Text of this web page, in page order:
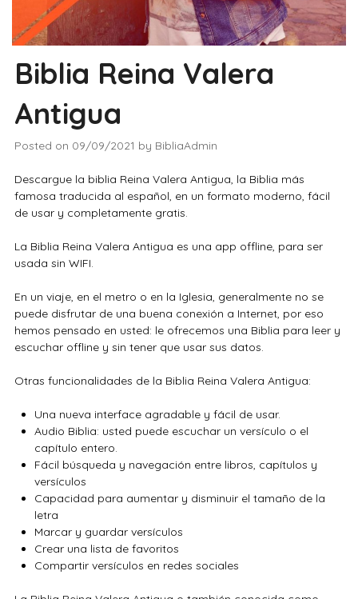
Biblia Reina Valera
Antigua
Posted on 09/09/2021 by BibliaAdmin
Descargue la biblia Reina Valera Antigua, la Biblia más
famosa traducida al español, en un formato moderno, fácil
de usar y completamente gratis.
La Biblia Reina Valera Antigua es una app offline, para ser
usada sin WIFI.
En un viaje, en el metro o en la Iglesia, generalmente no se
puede disfrutar de una buena conexión a Internet, por eso
hemos pensado en usted: le ofrecemos una Biblia para leer y
escuchar offline y sin tener que usar sus datos.
Otras funcionalidades de la Biblia Reina Valera Antigua:
Una nueva interface agradable y fácil de usar.
Audio Biblia: usted puede escuchar un versículo o el
capítulo entero.
Fácil búsqueda y navegación entre libros, capítulos y
versículos
Capacidad para aumentar y disminuir el tamaño de la
letra
Marcar y guardar versículos
Crear una lista de favoritos
Compartir versículos en redes sociales